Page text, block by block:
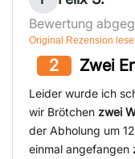
Bewertung
Original Rezension
2 Zwei
Leider wurde ich
wir Brötchen zwei
der Abholung um
einmal angefangen